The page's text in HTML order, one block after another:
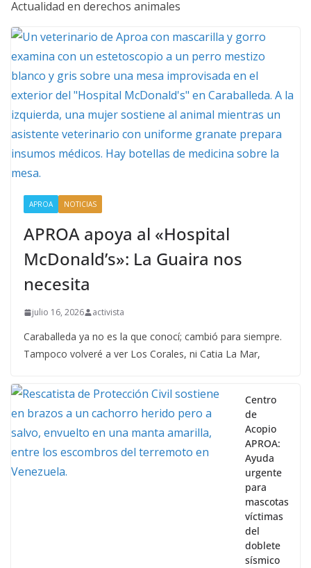
Actualidad en derechos animales
APROA NOTICIAS
APROA apoya al «Hospital
McDonald’s»: La Guaira nos
necesita
julio 16, 2026 activista
Caraballeda ya no es la que conocí; cambió para siempre.
Tampoco volveré a ver Los Corales, ni Catia La Mar,
Centro
de
Acopio
APROA:
Ayuda
urgente
para
mascotas
víctimas
del
doblete
sísmico